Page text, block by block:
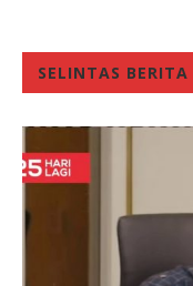
SELINTAS BERITA